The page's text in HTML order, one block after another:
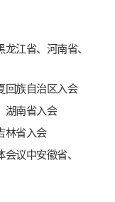
江省、河南省、
回族自治区入会
湖南省入会
林省入会
议中安徽省、